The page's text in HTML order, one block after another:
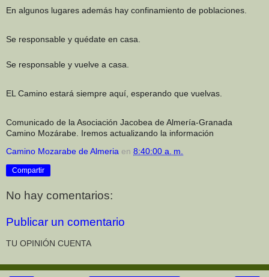
En algunos lugares además hay confinamiento de poblaciones.
Se responsable y quédate en casa.
Se responsable y vuelve a casa.
EL Camino estará siempre aquí, esperando que vuelvas.
Comunicado de la Asociación Jacobea de Almería-Granada
Camino Mozárabe. Iremos actualizando la información
Camino Mozarabe de Almeria en 8:40:00 a. m.
Compartir
No hay comentarios:
Publicar un comentario
TU OPINIÓN CUENTA